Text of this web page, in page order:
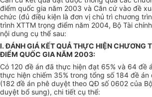
điểm quốc gia năm 2003 và Căn cứ vào đề
chức (đủ điều kiện là đơn vị chủ trì chương
trình XTTM trọng điểm năm 2004, Bộ Tài
nội dung cụ thể sau:
I. ĐÁNH GIÁ KẾT QUẢ THỰC HIỆN CHƯƠNG
ĐIỂM QUỐC GIA NĂM 2003:
Có 120 đề án đã thực hiện đạt 65% và 64 đề
thực hiện chiếm 35% trong tổng số 184 đề
(182 đề án phê duyệt theo QĐ số 0602 của
duyệt bổ sung), chi tiết cụ thể: